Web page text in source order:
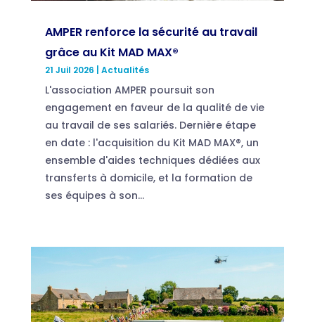
AMPER renforce la sécurité au travail
grâce au Kit MAD MAX®
21 Juil 2026 Actualités
L'association AMPER poursuit son
engagement en faveur de la qualité de vie
au travail de ses salariés. Dernière étape
en date : l'acquisition du Kit MAD MAX®, un
ensemble d'aides techniques dédiées aux
transferts à domicile, et la formation de
ses équipes à son...